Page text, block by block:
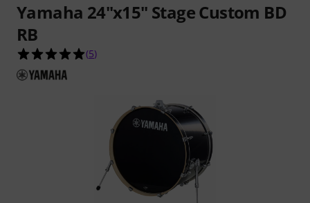
Yamaha 24"x15" Stage Custom BD
RB
5.0 von 5 Sternen aus 5 Kundenbewertungen
(5)